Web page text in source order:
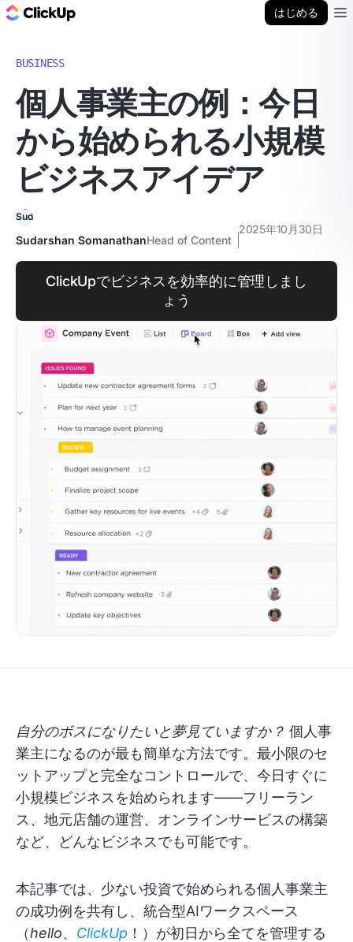
はじめる
BUSINESS
個人事業主の例：今日
から始められる小規模
ビジネスアイデア
Sudarshan SomanathanHead of Content
2025年10月30日
ClickUpでビジネスを効率的に管理しまし
ょう
自分のボスになりたいと夢見ていますか？ 個人事
業主になるのが最も簡単な方法です。最小限のセ
ットアップと完全なコントロールで、今日すぐに
小規模ビジネスを始められます——フリーラン
ス、地元店舗の運営、オンラインサービスの構築
など、どんなビジネスでも可能です。
本記事では、少ない投資で始められる個人事業主
の成功例を共有し、統合型AIワークスペース
（hello、 ClickUp ！）が初日から全てを管理する